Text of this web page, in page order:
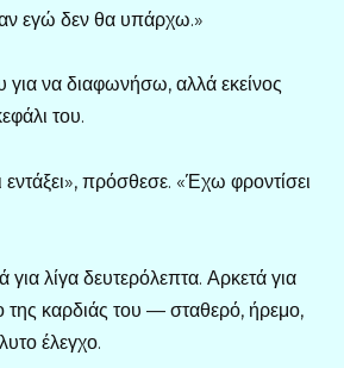
εγώ δεν θα υπάρχω.»
για να διαφωνήσω, αλλά εκείνος
του.
πρόσθεσε. «Έχω φροντίσει
για λίγα δευτερόλεπτα. Αρκετά για
καρδιάς του — σταθερό, ήρεμο,
έλεγχο.